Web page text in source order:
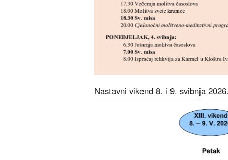
Nastavni vikend 8. i 9. svibnja